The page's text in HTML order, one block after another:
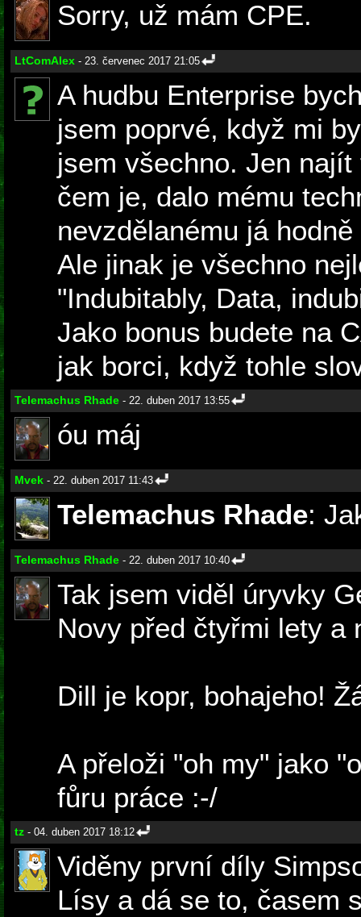
Sorry, už mám CPE.
LtComAlex - 23. červenec 2017 21:05
A hudbu Enterprise
jsem poprvé, když mi
jsem všechno. Jen
čem je, dalo mému
nevzdělanému já
Ale jinak je všechno
"Indubitably, Data,
Jako bonus budete na
jak borci, když tohle
Telemachus Rhade - 22. duben 2017 13:55
óu máj
Mvek - 22. duben 2017 11:43
Telemachus Rhade:
Telemachus Rhade - 22. duben 2017 10:40
Tak jsem viděl úryvky
Novy před čtyřmi lety a
Dill je kopr, bohajeho!
A přeloži "oh my" jako
fůru práce :-/
tz - 04. duben 2017 18:12
Viděny první díly
Lísy a dá se to, časem